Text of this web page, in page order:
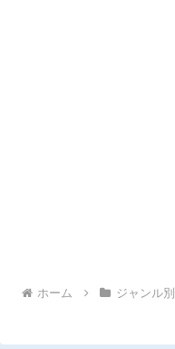
ホーム ジャンル別